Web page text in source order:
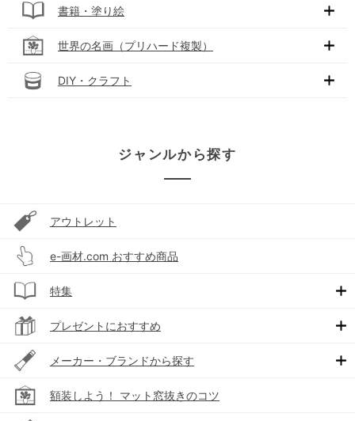
書籍・塗り絵
世界の名画（プリハード複製）
DIY・クラフト
ジャンルから探す
アウトレット
e-画材.com おすすめ商品
特集
プレゼントにおすすめ
メーカー・ブランドから探す
額装しよう！ マット窓抜きのコツ